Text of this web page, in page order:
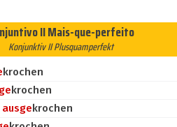
II Mais-que-perfeito
Konjunktiv II Plusquamperfekt
krochen
gekrochen
ausgekrochen